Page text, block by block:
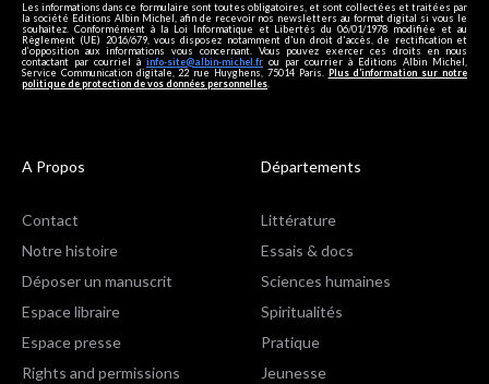
Les informations dans ce formulaire sont toutes obligatoires, et sont collectées et traitées par
la société Editions Albin Michel, afin de recevoir nos newsletters au format digital si vous le
souhaitez. Conformément à la Loi Informatique et Libertés du 06/01/1978 modifiée et au
Règlement (UE) 2016/679, vous disposez notamment d'un droit d'accès, de rectification et
d’opposition aux informations vous concernant. Vous pouvez exercer ces droits en nous
contactant par courriel à info-site@albin-michel.fr ou par courrier à Editions Albin Michel,
Service Communication digitale, 22 rue Huyghens, 75014 Paris. Plus d’information sur notre
politique de protection de vos données personnelles.
A Propos
Contact
Notre histoire
Déposer un manuscrit
Espace libraire
Espace presse
Rights and permissions
Départements
Littérature
Essais & docs
Sciences humaines
Spiritualités
Pratique
Jeunesse